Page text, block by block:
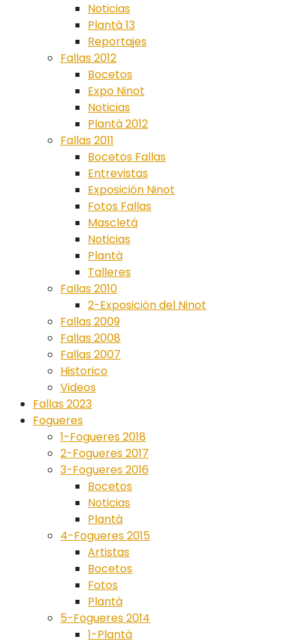
Noticias
Plantà 13
Reportajes
Fallas 2012
Bocetos
Expo Ninot
Noticias
Plantà 2012
Fallas 2011
Bocetos Fallas
Entrevistas
Exposición Ninot
Fotos Fallas
Mascletá
Noticias
Plantà
Talleres
Fallas 2010
2-Exposición del Ninot
Fallas 2009
Fallas 2008
Fallas 2007
Historico
Videos
Fallas 2023
Fogueres
1-Fogueres 2018
2-Fogueres 2017
3-Fogueres 2016
Bocetos
Noticias
Plantà
4-Fogueres 2015
Artistas
Bocetos
Fotos
Plantà
5-Fogueres 2014
1-Plantà